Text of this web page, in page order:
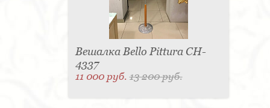
Вешалка Bello Pittura CH-
4337
11 000 руб.13 200 руб.